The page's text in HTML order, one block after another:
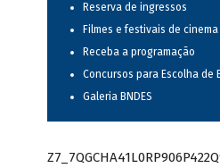
Reserva de ingressos
Filmes e festivais de cinema
Receba a programação
Concursos para Escolha de
Galeria BNDES